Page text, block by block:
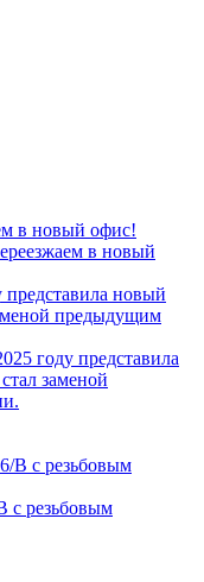
в новый
году представила
заменой
с резьбовым